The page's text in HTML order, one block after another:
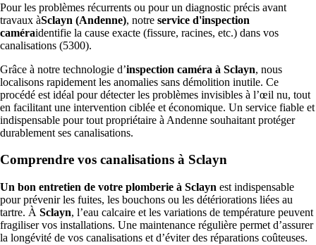
Pour les problèmes récurrents ou pour un diagnostic précis avant
travaux àSclayn (Andenne), notre service d'inspection
caméraidentifie la cause exacte (fissure, racines, etc.) dans vos
canalisations (5300).
Grâce à notre technologie d’inspection caméra à Sclayn, nous
localisons rapidement les anomalies sans démolition inutile. Ce
procédé est idéal pour détecter les problèmes invisibles à l’œil nu, tout
en facilitant une intervention ciblée et économique. Un service fiable et
indispensable pour tout propriétaire à Andenne souhaitant protéger
durablement ses canalisations.
Comprendre vos canalisations à Sclayn
Un bon entretien de votre plomberie à Sclayn est indispensable
pour prévenir les fuites, les bouchons ou les détériorations liées au
tartre. À Sclayn, l’eau calcaire et les variations de température peuvent
fragiliser vos installations. Une maintenance régulière permet d’assurer
la longévité de vos canalisations et d’éviter des réparations coûteuses.